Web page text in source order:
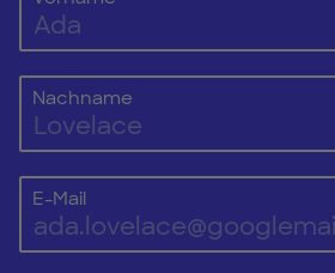
Nachname
E-Mail